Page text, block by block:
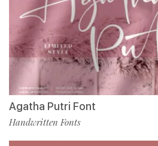
Agatha Putri Font
Handwritten Fonts